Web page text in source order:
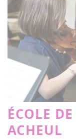
ÉCOLE
ACHEUL